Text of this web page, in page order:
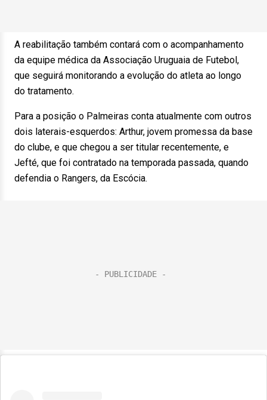
A reabilitação também contará com o acompanhamento
da equipe médica da Associação Uruguaia de Futebol,
que seguirá monitorando a evolução do atleta ao longo
do tratamento.
Para a posição o Palmeiras conta atualmente com outros
dois laterais-esquerdos: Arthur, jovem promessa da base
do clube, e que chegou a ser titular recentemente, e
Jefté, que foi contratado na temporada passada, quando
defendia o Rangers, da Escócia.